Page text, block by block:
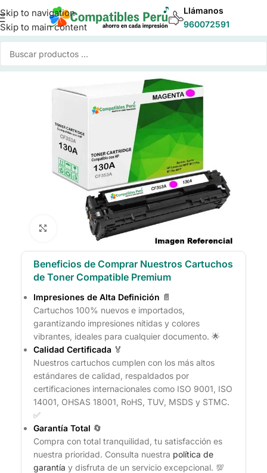
Skip to navigation
Skip to main content
Llámanos
960072591
Inicio/Toner para Impresoras/Toner Compatible HP
Click to enlarge
Beneficios de Comprar Nuestros Cartuchos
de Toner Compatible Premium
Impresiones de Alta Definición 📄
Cartuchos 100% nuevos e importados,
garantizando impresiones nítidas y colores
vibrantes, ideales para cualquier documento. 🌟
Calidad Certificada 🏅
Nuestros cartuchos cumplen con los más altos
estándares de calidad, respaldados por
certificaciones internacionales como ISO 9001, ISO
14001, OHSAS 18001, RoHS, TUV, MSDS y STMC.
✅
Garantía Total 🔄
Compra con total tranquilidad, tu satisfacción es
nuestra prioridad. Consulta nuestra política de
garantía y disfruta de un servicio excepcional. 💯